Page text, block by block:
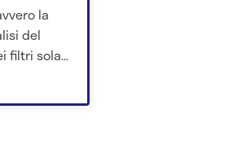
la
del
filtri solari